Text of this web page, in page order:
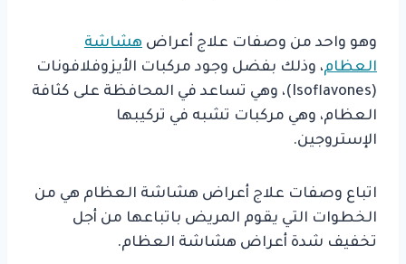
وهو واحد من وصفات علاج أعراض هشاشة
العظام، وذلك بفضل وجود مركبات الأيزوفلافونات
(Isoflavones)، وهي تساعد في المحافظة على كثافة
العظام، وهي مركبات تشبه في تركيبها
الإستروجين.
اتباع وصفات علاج أعراض هشاشة العظام هي من
الخطوات التي يقوم المريض باتباعها من أجل
تخفيف شدة أعراض هشاشة العظام.